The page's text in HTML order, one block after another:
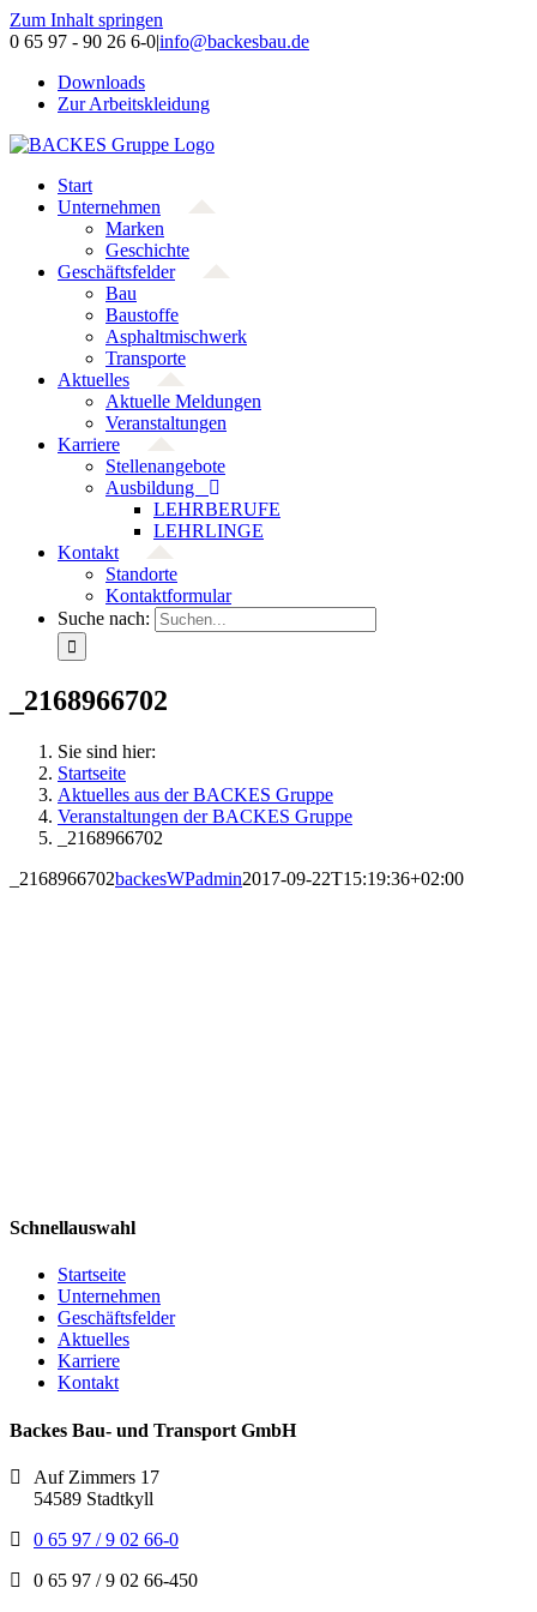
Zum Inhalt springen
0 65 97 - 90 26 6-0|info@backesbau.de
Downloads
Zur Arbeitskleidung
Start
Unternehmen
Marken
Geschichte
Geschäftsfelder
Bau
Baustoffe
Asphaltmischwerk
Transporte
Aktuelles
Aktuelle Meldungen
Veranstaltungen
Karriere
Stellenangebote
Ausbildung
LEHRBERUFE
LEHRLINGE
Kontakt
Standorte
Kontaktformular
Suche nach:
_2168966702
Sie sind hier:
Startseite
Aktuelles aus der BACKES Gruppe
Veranstaltungen der BACKES Gruppe
_2168966702
_2168966702backesWPadmin2017-09-22T15:19:36+02:00
Schnellauswahl
Startseite
Unternehmen
Geschäftsfelder
Aktuelles
Karriere
Kontakt
Backes Bau- und Transport GmbH
Auf Zimmers 17
54589 Stadtkyll
0 65 97 / 9 02 66-0
0 65 97 / 9 02 66-450